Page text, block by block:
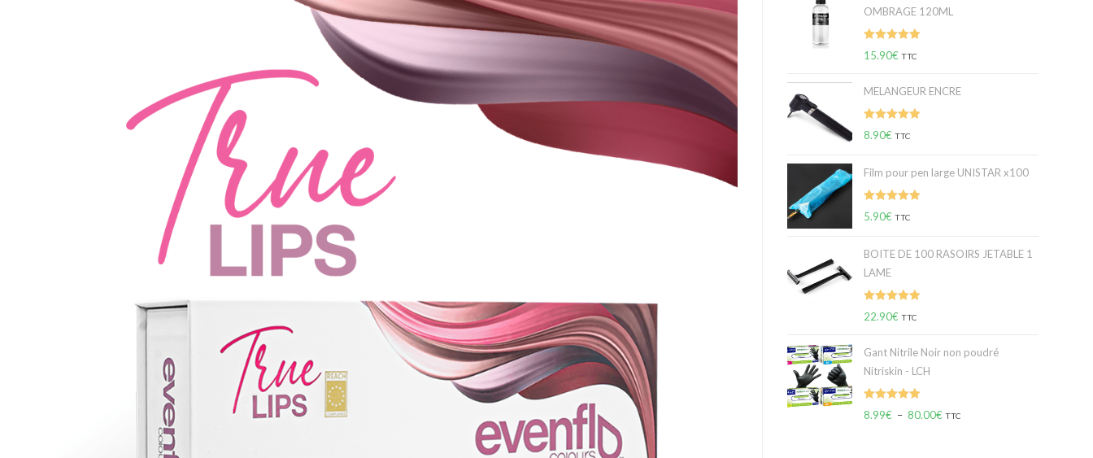
OMBRAGE 120ML
Note5.00
15.90€ TTC
MELANGEUR ENCRE
Note 5.00
8.90€ TTC
Film pour pen large UNISTAR x100
Note 5.00
5.90€ TTC
BOITE DE 100 RASOIRS JETABLE 1
LAME
Note5.00
22.90€ TTC
Gant Nitrile Noir non poudré
Nitriskin - LCH
Note 5.00
8.99€ – 80.00€ TTC